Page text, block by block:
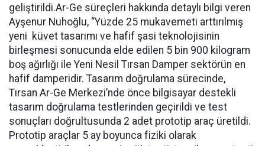
geliştirildi.Ar-Ge süreçleri hakkında detaylı bilgi veren
Ayşenur Nuhoğlu, “Yüzde 25 mukavemeti arttırılmış
yeni küvet tasarımı ve hafif şasi teknolojisinin
birleşmesi sonucunda elde edilen 5 bin 900 kilogram
boş ağırlığı ile Yeni Nesil Tırsan Damper sektörün en
hafif damperidir. Tasarım doğrulama sürecinde,
Tırsan Ar-Ge Merkezi’nde önce bilgisayar destekli
tasarım doğrulama testlerinden geçirildi ve test
sonuçları doğrultusunda 2 adet prototip araç üretildi.
Prototip araçlar 5 ay boyunca fiziki olarak